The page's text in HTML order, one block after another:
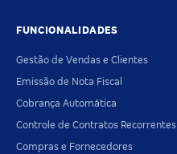
FUNCIONALIDADES
Gestão de Vendas e Clientes
Emissão de Nota Fiscal
Cobrança Automática
Controle de Contratos Recorrentes
Compras e Fornecedores